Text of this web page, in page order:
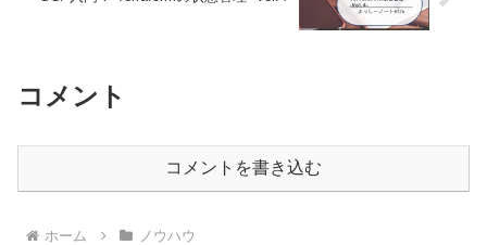
コメント
コメントを書き込む
ホーム ノウハウ